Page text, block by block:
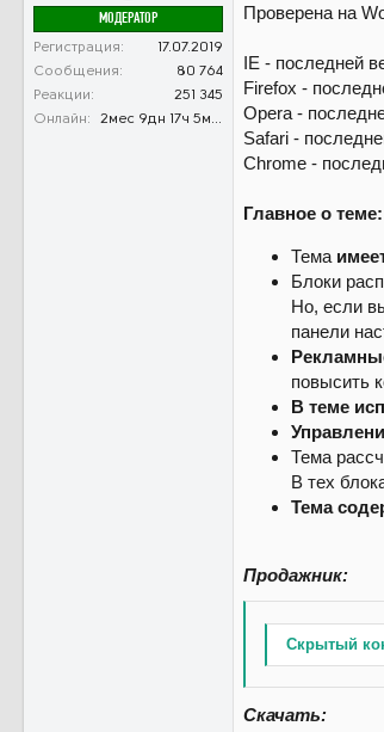
МОДЕРАТОР
Регистрация
17.07.2019
Сообщения
80 764
Реакции
251 345
Онлайн
2мес 9дн 17ч 5м 34с
Проверена на
IE - последней
Firefox -
Opera -
Safari -
Chrome -
Главное о теме:
Тема
Блоки
Но, если
панели
повысить
В теме
Тема
В тех
Тема
Продажник:
Скрытый
Скачать: